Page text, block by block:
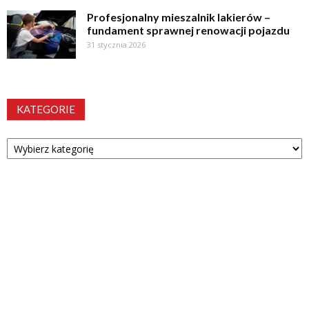
Profesjonalny mieszalnik lakierów –
fundament sprawnej renowacji pojazdu
31 stycznia 2026
KATEGORIE
Kategorie